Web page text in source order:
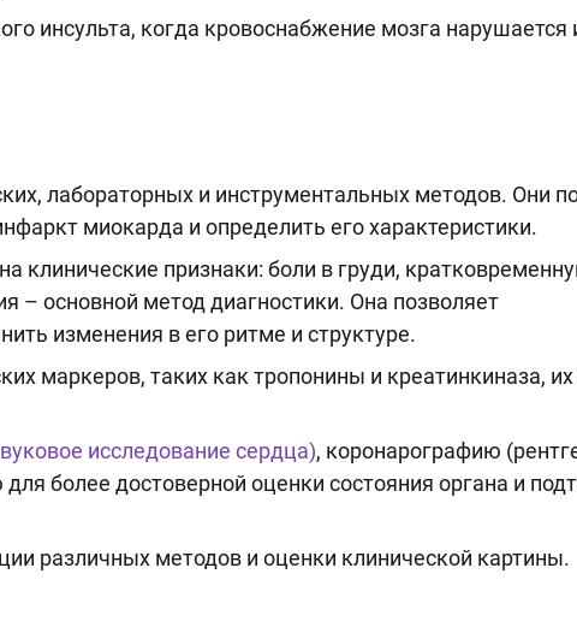
инсульта, когда кровоснабжение мозга нарушается
лабораторных и инструментальных методов. Они
миокарда и определить его характеристики.
клинические признаки: боли в груди,
– основной метод диагностики. Она позволяет
изменения в его ритме и структуре.
маркеров, таких как тропонины и креатинкиназа,
исследование сердца), коронарографию
более достоверной оценки состояния органа и
различных методов и оценки клинической картины.